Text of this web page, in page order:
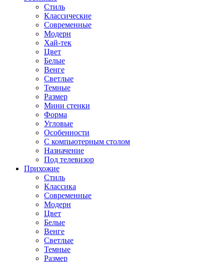
Стиль
Классические
Современные
Модерн
Хай-тек
Цвет
Белые
Венге
Светлые
Темные
Размер
Мини стенки
Форма
Угловые
Особенности
С компьютерным столом
Назначение
Под телевизор
Прихожие
Стиль
Классика
Современные
Модерн
Цвет
Белые
Венге
Светлые
Темные
Размер